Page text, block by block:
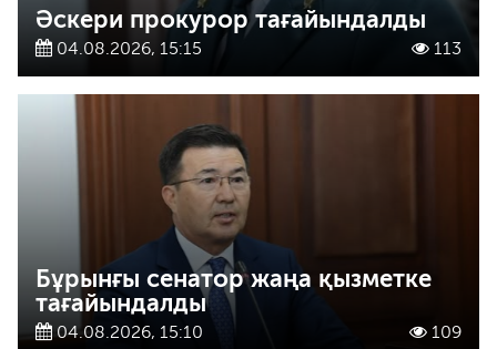
Әскери прокурор тағайындалды
04.08.2026, 15:15 113
Бұрынғы сенатор жаңа қызметке
тағайындалды
04.08.2026, 15:10 109